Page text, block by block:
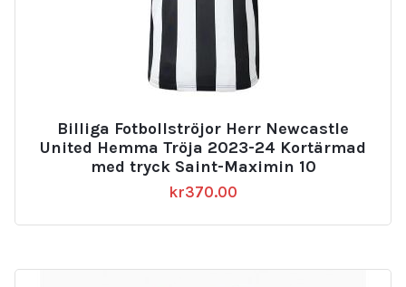
Billiga Fotbollströjor Herr Newcastle
United Hemma Tröja 2023-24 Kortärmad
med tryck Saint-Maximin 10
kr370.00